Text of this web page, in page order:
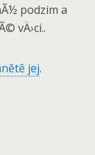
podzim a
vÄ›ci..
jej.